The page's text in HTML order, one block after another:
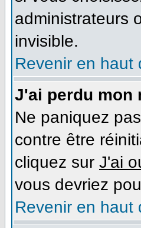
administrateurs
invisible.
Revenir en haut
J'ai perdu mon
Ne paniquez
contre être
cliquez sur J'ai
vous devriez
Revenir en haut